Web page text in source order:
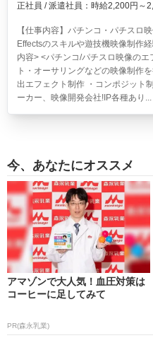
正社員 / 派遣社員：時給2,200円～
【仕事内容】パチンコ・パチスロ
Effectsのスキルや遊技機映像制作
内容> <パチンコ/パチスロ映像の
ト・オーサリングなどの映像制作
出エフェクト制作 ・コンポジット
ーカー、映像開発会社!IP各種あり...
今、あなたにオススメ
アマゾンで大人気！血圧対策は
コーヒーに足してみて
PR(森永乳業)